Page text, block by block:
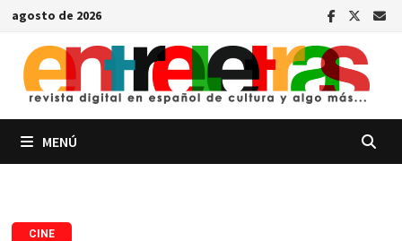
Saltar
contenido
agosto de 2026
MENÚ
CINE